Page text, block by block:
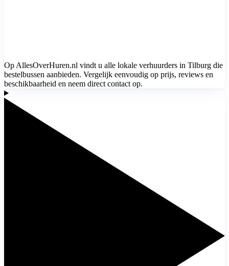
Op AllesOverHuren.nl vindt u alle lokale verhuurders in Tilburg die
bestelbussen aanbieden. Vergelijk eenvoudig op prijs, reviews en
beschikbaarheid en neem direct contact op.